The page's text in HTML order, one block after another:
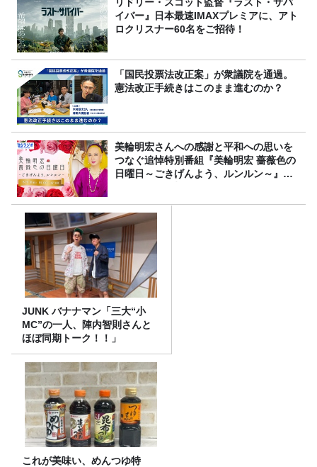
イバー』日本最速IMAXプレミアに、アト
ロクリスナー60名をご招待！
「国民投票法改正案」が衆議院を通過。
憲法改正手続きはこのまま進むのか？
美輪明宏さんへの感謝と平和への思いを
つなぐ追悼特別番組『美輪明宏 薔薇色の
日曜日～ごきげんよう、ルンルン～』
JUNK バナナマン「三大“小
MC”の一人、陣内智則さんと
ほぼ同期トーク！！」
これが美味い、めんつゆ特